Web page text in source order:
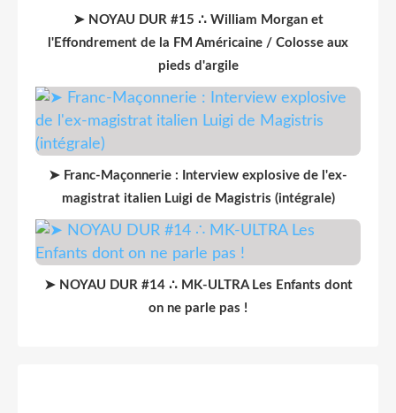
➤ NOYAU DUR #15 ∴ William Morgan et
l'Effondrement de la FM Américaine / Colosse aux
pieds d'argile
➤ Franc-Maçonnerie : Interview explosive de l'ex-
magistrat italien Luigi de Magistris (intégrale)
➤ NOYAU DUR #14 ∴ MK-ULTRA Les Enfants dont
on ne parle pas !